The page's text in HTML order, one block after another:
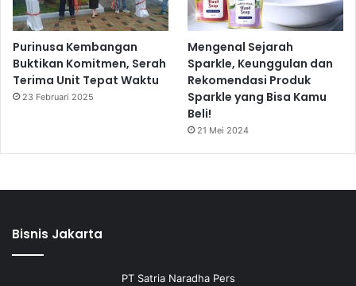
Purinusa Kembangan
Buktikan Komitmen, Serah
Terima Unit Tepat Waktu
23 Februari 2025
Mengenal Sejarah
Sparkle, Keunggulan dan
Rekomendasi Produk
Sparkle yang Bisa Kamu
Beli!
21 Mei 2024
Bisnis Jakarta
PT Satria Naradha Pers